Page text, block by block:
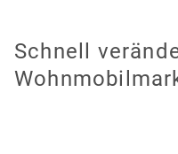
Schnell